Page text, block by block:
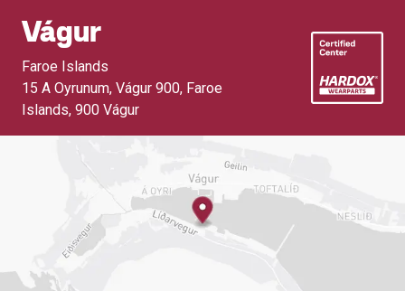
Vágur
Faroe Islands
15 A Oyrunum, Vágur 900, Faroe
Islands, 900 Vágur